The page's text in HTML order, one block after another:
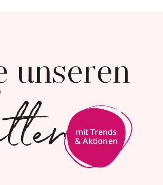
unseren
mit Trends
& Aktionen